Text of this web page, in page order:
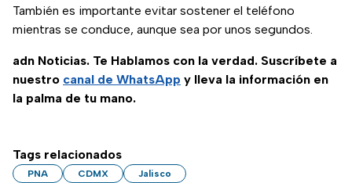
También es importante evitar sostener el teléfono
mientras se conduce, aunque sea por unos segundos.
adn Noticias. Te Hablamos con la verdad. Suscríbete a
nuestro canal de WhatsApp y lleva la información en
la palma de tu mano.
Tags relacionados
PNA CDMX Jalisco